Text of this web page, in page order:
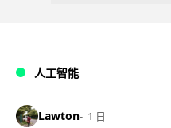
人工智能
Lawton 1 日